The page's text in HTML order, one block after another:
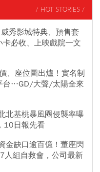
/ HOT STORIES /
秀影城特典、預售套
必收、上映戲院一文
、座位圖出爐！實名制
台…GD/大聲/太陽全來
北基桃暴風圈侵襲率曝
10日報先看
金缺口逾百億！董座閃
組自救會，公司最新